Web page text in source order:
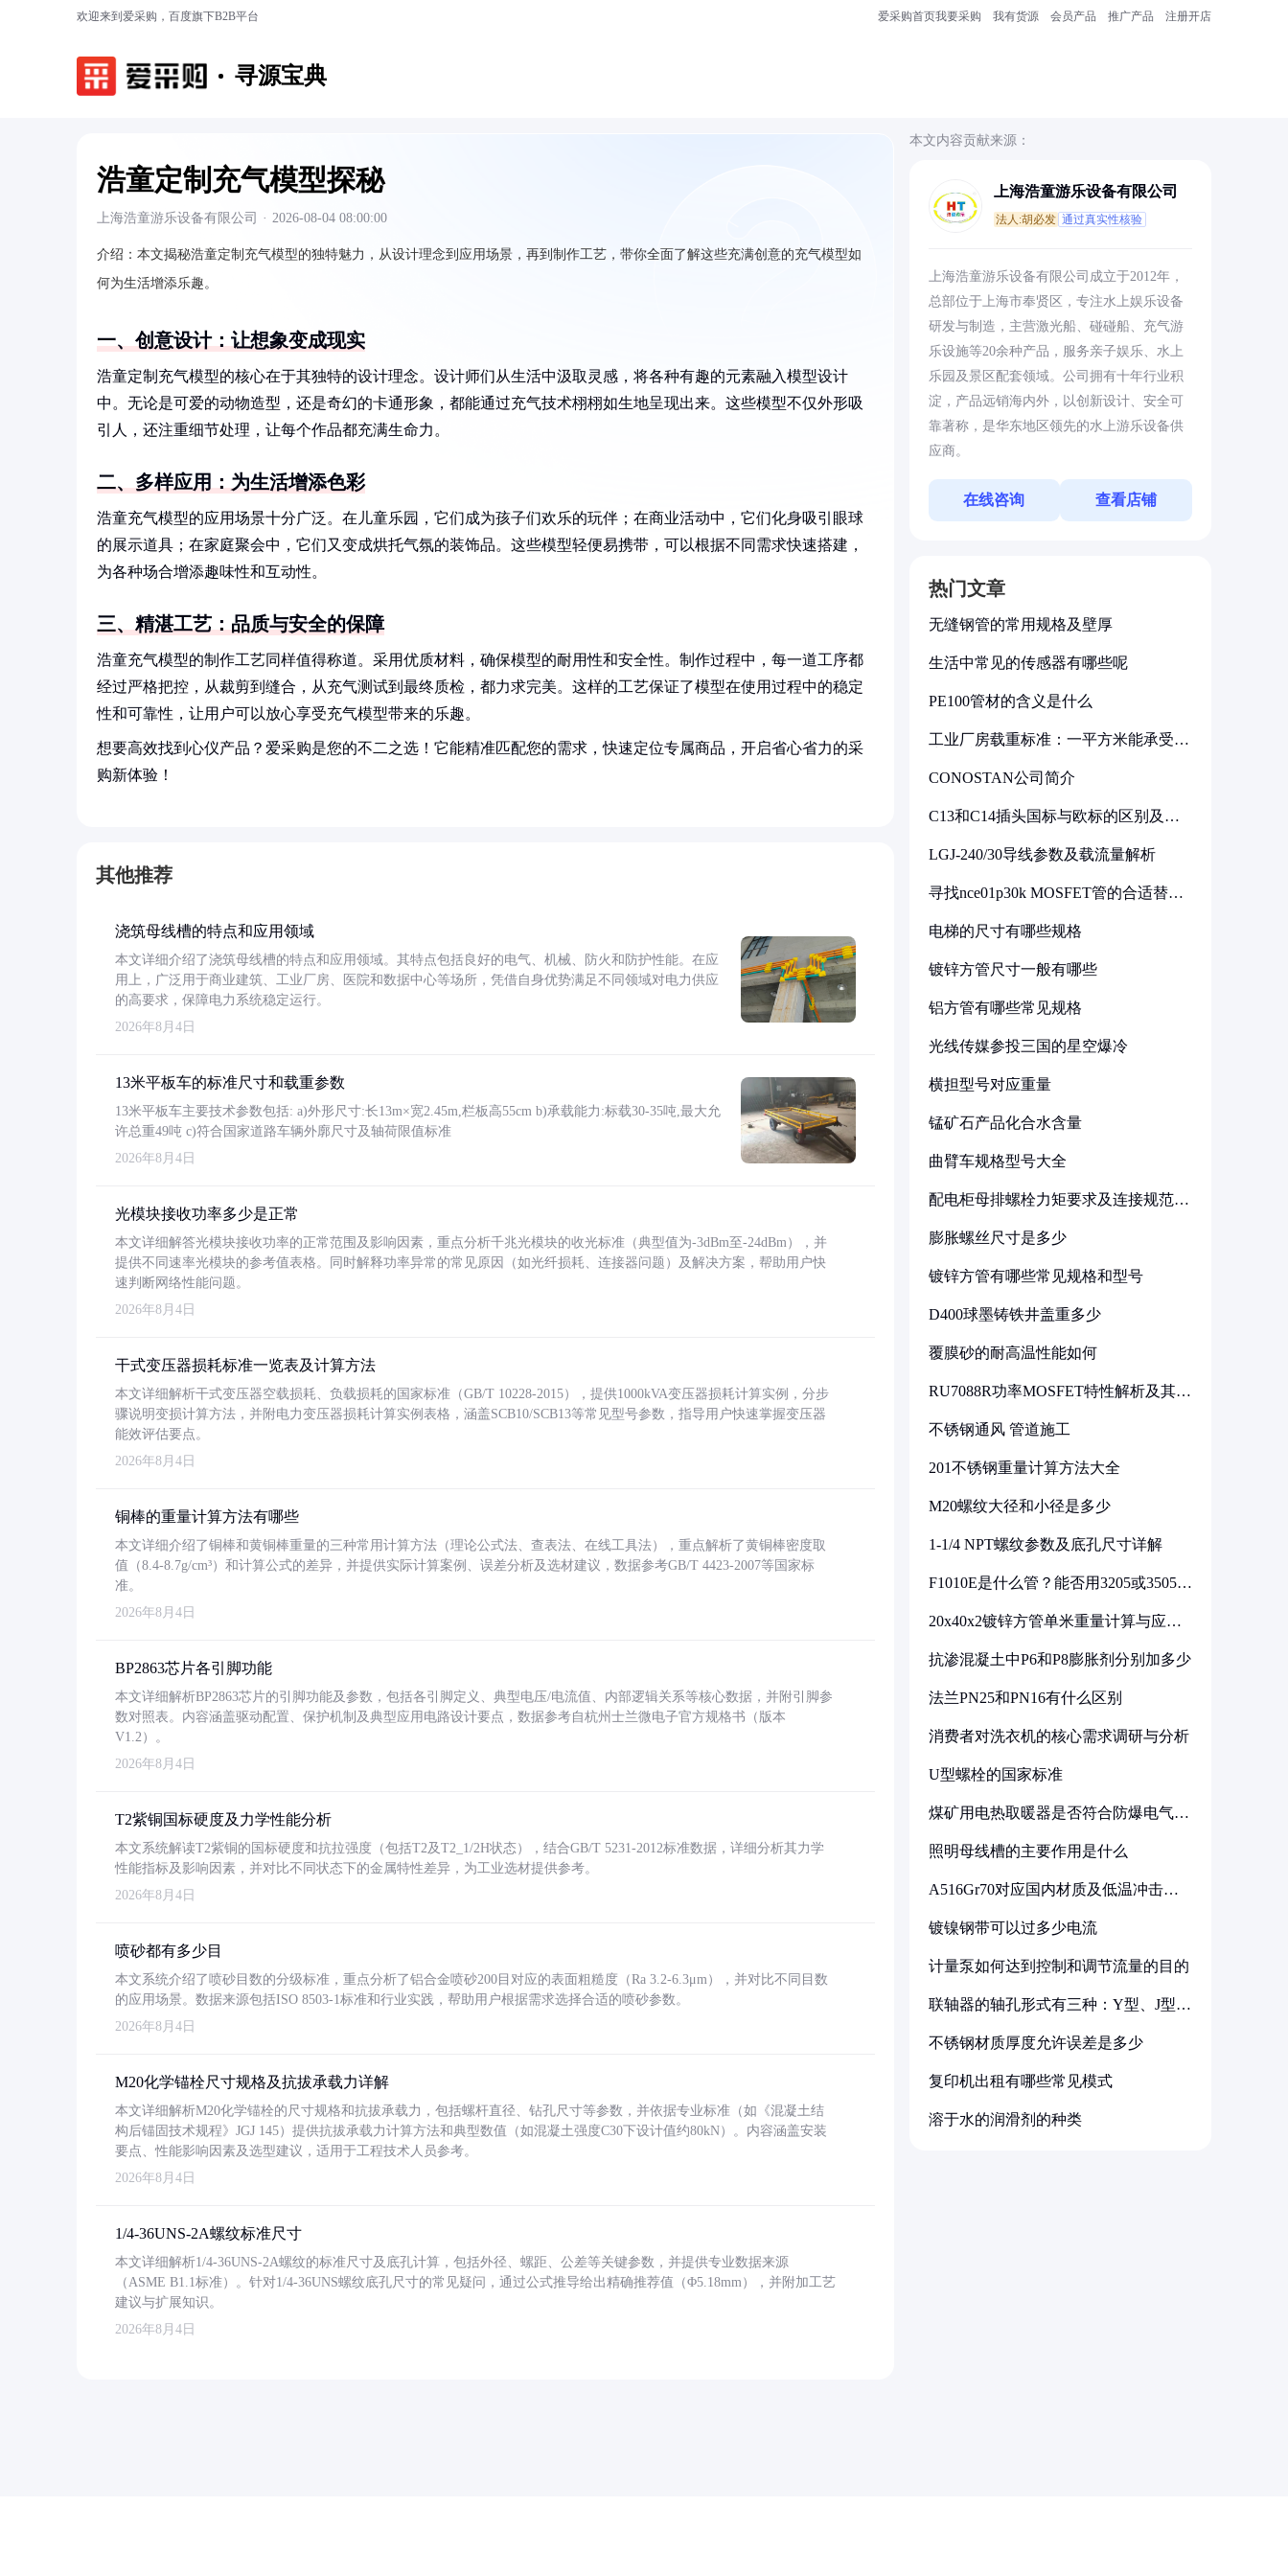
欢迎来到爱采购，百度旗下B2B平台 爱采购首页我要采购 我有货源 会员产品 推广产品 注册开店
寻源宝典
浩童定制充气模型探秘
上海浩童游乐设备有限公司 · 2026-08-04 08:00:00
介绍： 本文揭秘浩童定制充气模型的独特魅力，从设计理念到应用场景，再到制作工艺，带你全面了解这些充满创意的充气模型如
何为生活增添乐趣。
一、创意设计：让想象变成现实
浩童定制充气模型的核心在于其独特的设计理念。设计师们从生活中汲取灵感，将各种有趣的元素融入模型设计
中。无论是可爱的动物造型，还是奇幻的卡通形象，都能通过充气技术栩栩如生地呈现出来。这些模型不仅外形吸
引人，还注重细节处理，让每个作品都充满生命力。
二、多样应用：为生活增添色彩
浩童充气模型的应用场景十分广泛。在儿童乐园，它们成为孩子们欢乐的玩伴；在商业活动中，它们化身吸引眼球
的展示道具；在家庭聚会中，它们又变成烘托气氛的装饰品。这些模型轻便易携带，可以根据不同需求快速搭建，
为各种场合增添趣味性和互动性。
三、精湛工艺：品质与安全的保障
浩童充气模型的制作工艺同样值得称道。采用优质材料，确保模型的耐用性和安全性。制作过程中，每一道工序都
经过严格把控，从裁剪到缝合，从充气测试到最终质检，都力求完美。这样的工艺保证了模型在使用过程中的稳定
性和可靠性，让用户可以放心享受充气模型带来的乐趣。
想要高效找到心仪产品？爱采购是您的不二之选！它能精准匹配您的需求，快速定位专属商品，开启省心省力的采
购新体验！
其他推荐
浇筑母线槽的特点和应用领域
本文详细介绍了浇筑母线槽的特点和应用领域。其特点包括良好的电气、机械、防火和防护性能。在应
用上，广泛用于商业建筑、工业厂房、医院和数据中心等场所，凭借自身优势满足不同领域对电力供应
的高要求，保障电力系统稳定运行。
2026年8月4日
13米平板车的标准尺寸和载重参数
13米平板车主要技术参数包括: a)外形尺寸:长13m×宽2.45m,栏板高55cm b)承载能力:标载30-35吨,最大允
许总重49吨 c)符合国家道路车辆外廓尺寸及轴荷限值标准
2026年8月4日
光模块接收功率多少是正常
本文详细解答光模块接收功率的正常范围及影响因素，重点分析千兆光模块的收光标准（典型值为-3dBm至-24dBm），并
提供不同速率光模块的参考值表格。同时解释功率异常的常见原因（如光纤损耗、连接器问题）及解决方案，帮助用户快
速判断网络性能问题。
2026年8月4日
干式变压器损耗标准一览表及计算方法
本文详细解析干式变压器空载损耗、负载损耗的国家标准（GB/T 10228-2015），提供1000kVA变压器损耗计算实例，分步
骤说明变损计算方法，并附电力变压器损耗计算实例表格，涵盖SCB10/SCB13等常见型号参数，指导用户快速掌握变压器
能效评估要点。
2026年8月4日
铜棒的重量计算方法有哪些
本文详细介绍了铜棒和黄铜棒重量的三种常用计算方法（理论公式法、查表法、在线工具法），重点解析了黄铜棒密度取
值（8.4-8.7g/cm³）和计算公式的差异，并提供实际计算案例、误差分析及选材建议，数据参考GB/T 4423-2007等国家标
准。
2026年8月4日
BP2863芯片各引脚功能
本文详细解析BP2863芯片的引脚功能及参数，包括各引脚定义、典型电压/电流值、内部逻辑关系等核心数据，并附引脚参
数对照表。内容涵盖驱动配置、保护机制及典型应用电路设计要点，数据参考自杭州士兰微电子官方规格书（版本
V1.2）。
2026年8月4日
T2紫铜国标硬度及力学性能分析
本文系统解读T2紫铜的国标硬度和抗拉强度（包括T2及T2_1/2H状态），结合GB/T 5231-2012标准数据，详细分析其力学
性能指标及影响因素，并对比不同状态下的金属特性差异，为工业选材提供参考。
2026年8月4日
喷砂都有多少目
本文系统介绍了喷砂目数的分级标准，重点分析了铝合金喷砂200目对应的表面粗糙度（Ra 3.2-6.3μm），并对比不同目数
的应用场景。数据来源包括ISO 8503-1标准和行业实践，帮助用户根据需求选择合适的喷砂参数。
2026年8月4日
M20化学锚栓尺寸规格及抗拔承载力详解
本文详细解析M20化学锚栓的尺寸规格和抗拔承载力，包括螺杆直径、钻孔尺寸等参数，并依据专业标准（如《混凝土结
构后锚固技术规程》JGJ 145）提供抗拔承载力计算方法和典型数值（如混凝土强度C30下设计值约80kN）。内容涵盖安装
要点、性能影响因素及选型建议，适用于工程技术人员参考。
2026年8月4日
1/4-36UNS-2A螺纹标准尺寸
本文详细解析1/4-36UNS-2A螺纹的标准尺寸及底孔计算，包括外径、螺距、公差等关键参数，并提供专业数据来源
（ASME B1.1标准）。针对1/4-36UNS螺纹底孔尺寸的常见疑问，通过公式推导给出精确推荐值（Φ5.18mm），并附加工艺
建议与扩展知识。
2026年8月4日
本文内容贡献来源：
上海浩童游乐设备有限公司
法人:胡必发 通过真实性核验
上海浩童游乐设备有限公司成立于2012年，
总部位于上海市奉贤区，专注水上娱乐设备
研发与制造，主营激光船、碰碰船、充气游
乐设施等20余种产品，服务亲子娱乐、水上
乐园及景区配套领域。公司拥有十年行业积
淀，产品远销海内外，以创新设计、安全可
靠著称，是华东地区领先的水上游乐设备供
应商。
在线咨询 查看店铺
热门文章
无缝钢管的常用规格及壁厚
生活中常见的传感器有哪些呢
PE100管材的含义是什么
工业厂房载重标准：一平方米能承受多
CONOSTAN公司简介
C13和C14插头国标与欧标的区别及其
LGJ-240/30导线参数及载流量解析
寻找nce01p30k MOSFET管的合适替代
电梯的尺寸有哪些规格
镀锌方管尺寸一般有哪些
铝方管有哪些常见规格
光线传媒参投三国的星空爆冷
横担型号对应重量
锰矿石产品化合水含量
曲臂车规格型号大全
配电柜母排螺栓力矩要求及连接规范详
膨胀螺丝尺寸是多少
镀锌方管有哪些常见规格和型号
D400球墨铸铁井盖重多少
覆膜砂的耐高温性能如何
RU7088R功率MOSFET特性解析及其在
不锈钢通风 管道施工
201不锈钢重量计算方法大全
M20螺纹大径和小径是多少
1-1/4 NPT螺纹参数及底孔尺寸详解
F1010E是什么管？能否用3205或3505代
20x40x2镀锌方管单米重量计算与应用
抗渗混凝土中P6和P8膨胀剂分别加多少
法兰PN25和PN16有什么区别
消费者对洗衣机的核心需求调研与分析
U型螺栓的国家标准
煤矿用电热取暖器是否符合防爆电气设
照明母线槽的主要作用是什么
A516Gr70对应国内材质及低温冲击要
镀镍钢带可以过多少电流
计量泵如何达到控制和调节流量的目的
联轴器的轴孔形式有三种：Y型、J型、
不锈钢材质厚度允许误差是多少
复印机出租有哪些常见模式
溶于水的润滑剂的种类